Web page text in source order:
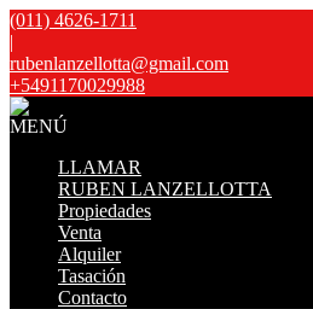
(011) 4626-1711
|
rubenlanzellotta@gmail.com
+5491170029988
MENÚ
LLAMAR
RUBEN LANZELLOTTA
Propiedades
Venta
Alquiler
Tasación
Contacto